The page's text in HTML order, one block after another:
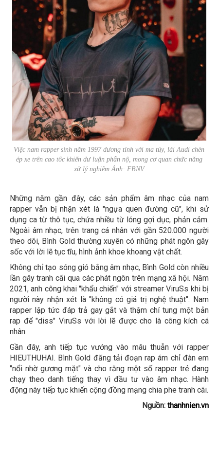
Việc nam rapper sinh năm 1997 dương tính với ma túy, lái Audi chèn
ép xe trên cao tốc khiến dư luận phẫn nộ, mong cơ quan chức năng
xử lý nghiêm Ảnh: FBNV
Những năm gần đây, các sản phẩm âm nhạc của nam
rapper vẫn bị nhận xét là "ngựa quen đường cũ", khi sử
dụng ca từ thô tục, chứa nhiều từ lóng gợi dục, phản cảm.
Ngoài âm nhạc, trên trang cá nhân với gần 520.000 người
theo dõi, Bình Gold thường xuyên có những phát ngôn gây
sốc với lời lẽ tục tĩu, hình ảnh khoe khoang vật chất.
Không chỉ tạo sóng gió bằng âm nhạc, Bình Gold còn nhiều
lần gây tranh cãi qua các phát ngôn trên mạng xã hội. Năm
2021, anh công khai "khẩu chiến" với streamer ViruSs khi bị
người này nhận xét là "không có giá trị nghệ thuật". Nam
rapper lập tức đáp trả gay gắt và thậm chí tung một bản
rap để "diss" ViruSs với lời lẽ được cho là công kích cá
nhân.
Gần đây, anh tiếp tục vướng vào mâu thuẫn với rapper
HIEUTHUHAI. Bình Gold đăng tải đoạn rap ám chỉ đàn em
"nổi nhờ gương mặt" và cho rằng một số rapper trẻ đang
chạy theo danh tiếng thay vì đầu tư vào âm nhạc. Hành
động này tiếp tục khiến cộng đồng mạng chia phe tranh cãi.
Nguồn: thanhnien.vn